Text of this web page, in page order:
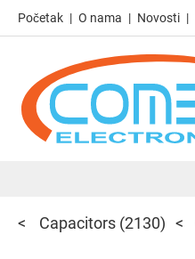
Početak O nama Novosti
Capacitors (2130)